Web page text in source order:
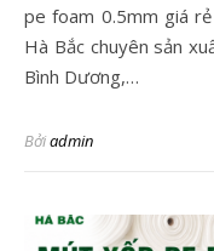
pe foam 0.5mm giá
Hà Bắc chuyên sản
Bình Dương,…
Bởiadmin